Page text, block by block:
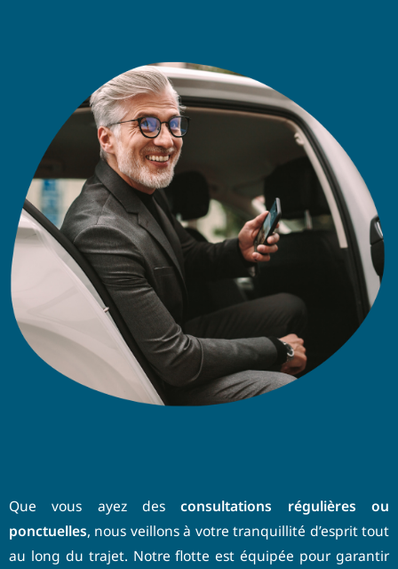
Que vous ayez desconsultations régulières ou
ponctuelles, nous veillons à votre tranquillité d’esprit tout
au long du trajet. Notre flotte est équipée pour garantir